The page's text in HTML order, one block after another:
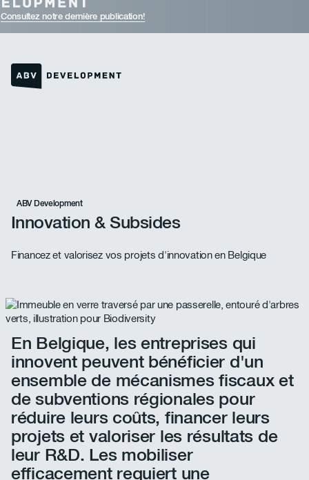
Consultez notre dernière publication!
ABV Development
Innovation & Subsides
Financez et valorisez vos projets d'innovation en Belgique
En Belgique, les entreprises qui
innovent peuvent bénéficier d'un
ensemble de mécanismes fiscaux et
de subventions régionales pour
réduire leurs coûts, financer leurs
projets et valoriser les résultats de
leur R&D. Les mobiliser
efficacement requiert une